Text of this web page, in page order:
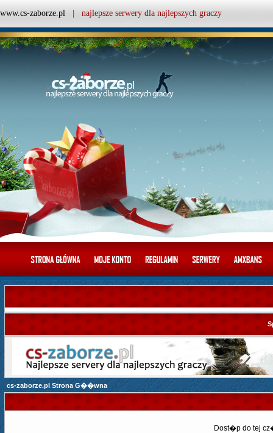
www.cs-zaborze.pl | najlepsze serwery dla najlepszych graczy
cs-zaborze.pl Strona G��wna
Dost�p do tej